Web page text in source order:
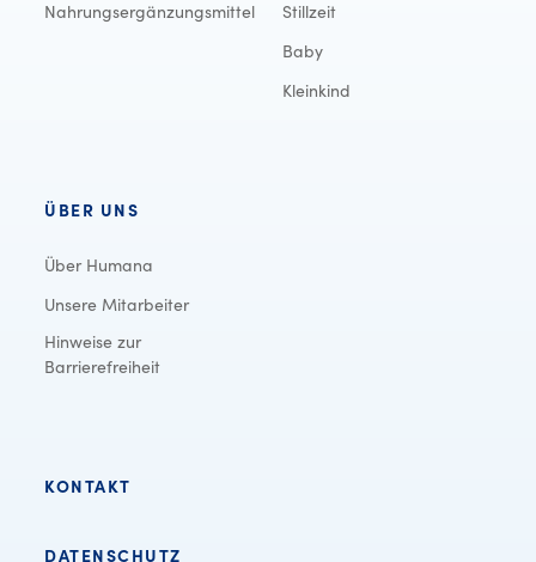
Nahrungsergänzungsmittel
Stillzeit
Baby
Kleinkind
ÜBER UNS
Über Humana
Unsere Mitarbeiter
Hinweise zur
Barrierefreiheit
KONTAKT
DATENSCHUTZ